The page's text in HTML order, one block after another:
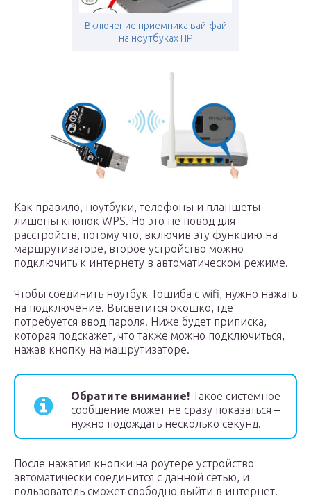
Включение приемника вай-фай
на ноутбуках HP
Как правило, ноутбуки, телефоны и планшеты
лишены кнопок WPS. Но это не повод для
расстройств, потому что, включив эту функцию на
маршрутизаторе, второе устройство можно
подключить к интернету в автоматическом режиме.
Чтобы соединить ноутбук Тошиба с wifi, нужно нажать
на подключение. Высветится окошко, где
потребуется ввод пароля. Ниже будет приписка,
которая подскажет, что также можно подключиться,
нажав кнопку на машрутизаторе.
Обратите внимание! Такое системное
сообщение может не сразу показаться –
нужно подождать несколько секунд.
После нажатия кнопки на роутере устройство
автоматически соединится с данной сетью, и
пользователь сможет свободно выйти в интернет.